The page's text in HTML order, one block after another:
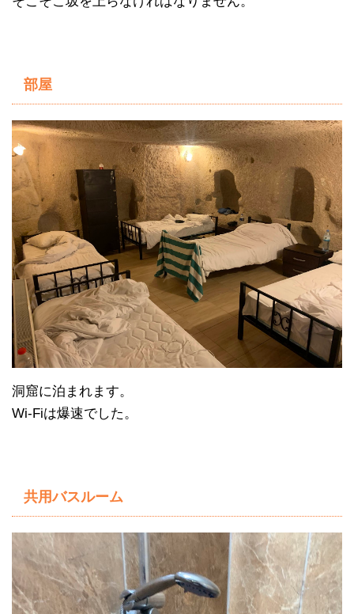
部屋
洞窟に泊まれます。
Wi-Fiは爆速でした。
共用バスルーム